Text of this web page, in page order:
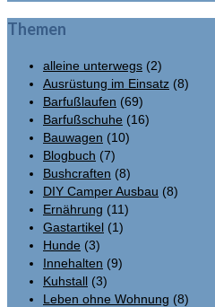
Themen
alleine unterwegs (2)
Ausrüstung im Einsatz (8)
Barfußlaufen (69)
Barfußschuhe (16)
Bauwagen (10)
Blogbuch (7)
Bushcraften (8)
DIY Camper Ausbau (8)
Ernährung (11)
Gastartikel (1)
Hunde (3)
Innehalten (9)
Kuhstall (3)
Leben ohne Wohnung (8)